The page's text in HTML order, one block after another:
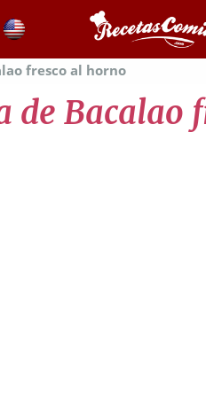
fresco al horno
de Bacalao